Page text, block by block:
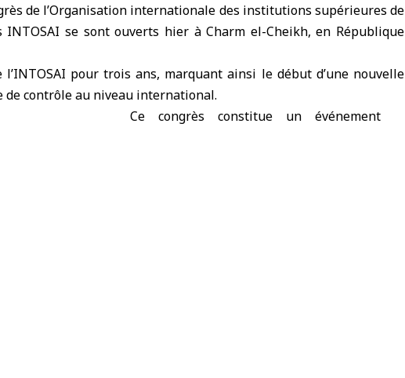
de l’Organisation internationale des institutions supérieures de
INTOSAIse sont ouverts hier à Charm el-Cheikh, en République
l’INTOSAI pour trois ans, marquant ainsi le début d’une nouvelle
de contrôle au niveau international.
Ce congrès constitue un événement